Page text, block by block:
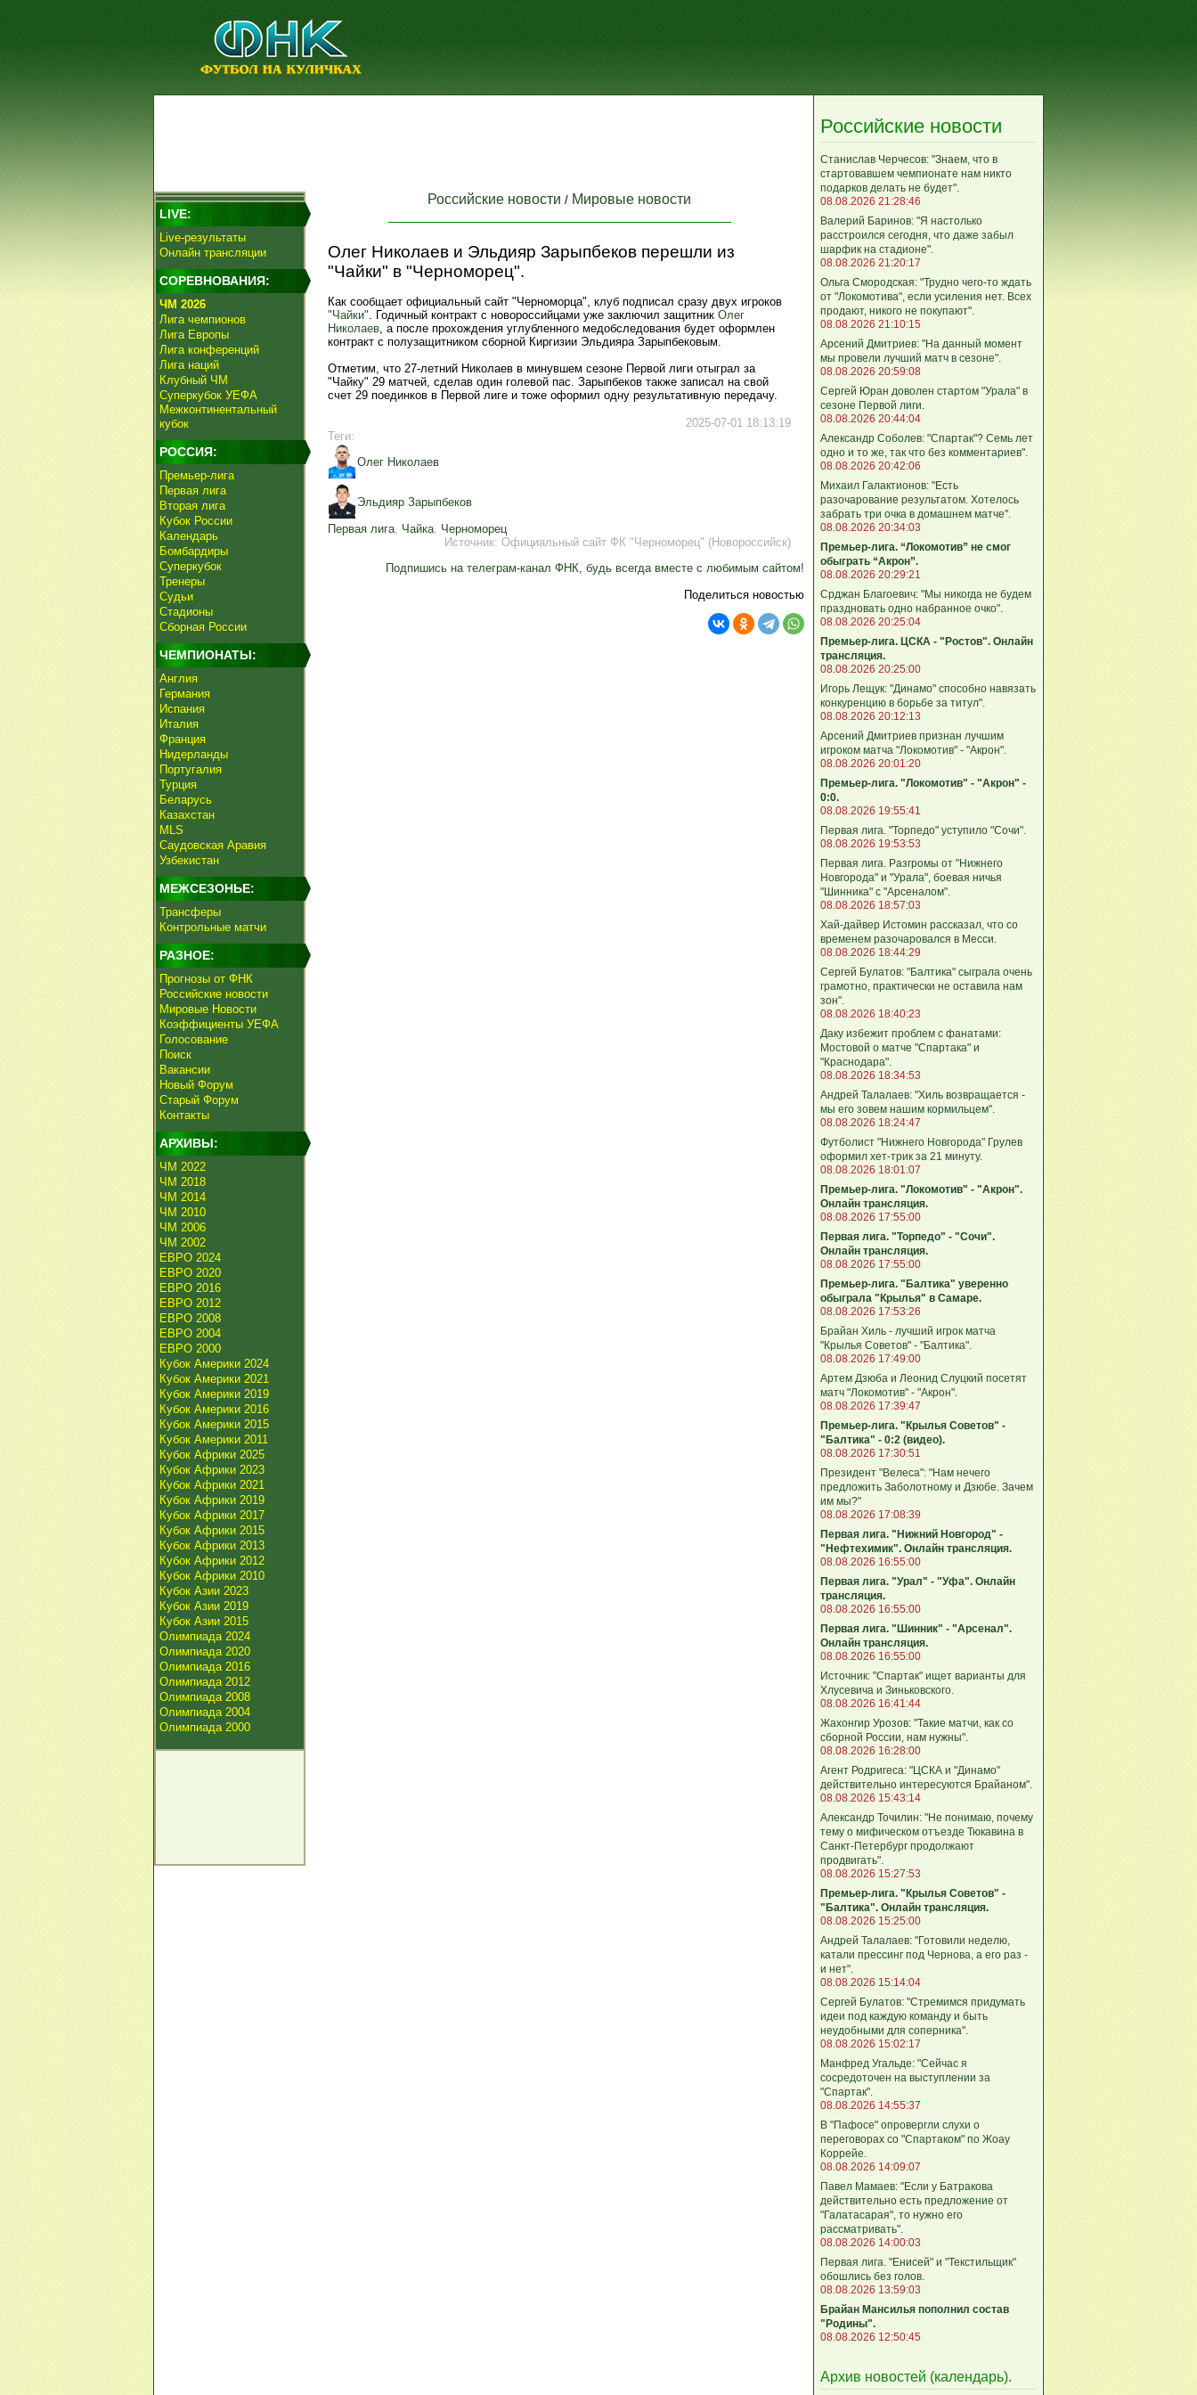
LIVE:
Live-результаты
Онлайн трансляции
СОРЕВНОВАНИЯ:
ЧМ 2026
Лига чемпионов
Лига Европы
Лига конференций
Лига наций
Клубный ЧМ
Суперкубок УЕФА
Межконтинентальный
кубок
РОССИЯ:
Премьер-лига
Первая лига
Вторая лига
Кубок России
Календарь
Бомбардиры
Суперкубок
Тренеры
Судьи
Стадионы
Сборная России
ЧЕМПИОНАТЫ:
Англия
Германия
Испания
Италия
Франция
Нидерланды
Португалия
Турция
Беларусь
Казахстан
MLS
Саудовская Аравия
Узбекистан
МЕЖСЕЗОНЬЕ:
Трансферы
Контрольные матчи
РАЗНОЕ:
Прогнозы от ФНК
Российские новости
Мировые Новости
Коэффициенты УЕФА
Голосование
Поиск
Вакансии
Новый Форум
Старый Форум
Контакты
АРХИВЫ:
ЧМ 2022
ЧМ 2018
ЧМ 2014
ЧМ 2010
ЧМ 2006
ЧМ 2002
ЕВРО 2024
ЕВРО 2020
ЕВРО 2016
ЕВРО 2012
ЕВРО 2008
ЕВРО 2004
ЕВРО 2000
Кубок Америки 2024
Кубок Америки 2021
Кубок Америки 2019
Кубок Америки 2016
Кубок Америки 2015
Кубок Америки 2011
Кубок Африки 2025
Кубок Африки 2023
Кубок Африки 2021
Кубок Африки 2019
Кубок Африки 2017
Кубок Африки 2015
Кубок Африки 2013
Кубок Африки 2012
Кубок Африки 2010
Кубок Азии 2023
Кубок Азии 2019
Кубок Азии 2015
Олимпиада 2024
Олимпиада 2020
Олимпиада 2016
Олимпиада 2012
Олимпиада 2008
Олимпиада 2004
Олимпиада 2000
Российские новости / Мировые новости
Олег Николаев и Эльдияр Зарыпбеков перешли из
"Чайки" в "Черноморец".
Как сообщает официальный сайт "Черноморца", клуб подписал сразу двух игроков
"Чайки". Годичный контракт с новороссийцами уже заключил защитник Олег
Николаев, а после прохождения углубленного медобследования будет оформлен
контракт с полузащитником сборной Киргизии Эльдияра Зарыпбековым.
Отметим, что 27-летний Николаев в минувшем сезоне Первой лиги отыграл за
"Чайку" 29 матчей, сделав один голевой пас. Зарыпбеков также записал на свой
счет 29 поединков в Первой лиге и тоже оформил одну результативную передачу.
2025-07-01 18:13:19
Теги:
Олег Николаев
Эльдияр Зарыпбеков
Первая лига, Чайка, Черноморец
Источник: Официальный сайт ФК "Черноморец" (Новороссийск)
Подпишись на телеграм-канал ФНК, будь всегда вместе с любимым сайтом!
Поделиться новостью
Российские новости
Станислав Черчесов: "Знаем, что в
стартовавшем чемпионате нам никто
подарков делать не будет".
08.08.2026 21:28:46
Валерий Баринов: "Я настолько
расстроился сегодня, что даже забыл
шарфик на стадионе".
08.08.2026 21:20:17
Ольга Смородская: "Трудно чего‑то ждать
от "Локомотива", если усиления нет. Всех
продают, никого не покупают".
08.08.2026 21:10:15
Арсений Дмитриев: "На данный момент
мы провели лучший матч в сезоне".
08.08.2026 20:59:08
Сергей Юран доволен стартом "Урала" в
сезоне Первой лиги.
08.08.2026 20:44:04
Александр Соболев: "Спартак"? Семь лет
одно и то же, так что без комментариев".
08.08.2026 20:42:06
Михаил Галактионов: "Есть
разочарование результатом. Хотелось
забрать три очка в домашнем матче".
08.08.2026 20:34:03
Премьер-лига. “Локомотив” не смог
обыграть “Акрон”.
08.08.2026 20:29:21
Срджан Благоевич: "Мы никогда не будем
праздновать одно набранное очко".
08.08.2026 20:25:04
Премьер-лига. ЦСКА - "Ростов". Онлайн
трансляция.
08.08.2026 20:25:00
Игорь Лещук: "Динамо" способно навязать
конкуренцию в борьбе за титул".
08.08.2026 20:12:13
Арсений Дмитриев признан лучшим
игроком матча "Локомотив" - "Акрон".
08.08.2026 20:01:20
Премьер-лига. "Локомотив" - "Акрон" -
0:0.
08.08.2026 19:55:41
Первая лига. "Торпедо" уступило "Сочи".
08.08.2026 19:53:53
Первая лига. Разгромы от "Нижнего
Новгорода" и "Урала", боевая ничья
"Шинника" с "Арсеналом".
08.08.2026 18:57:03
Хай-дайвер Истомин рассказал, что со
временем разочаровался в Месси.
08.08.2026 18:44:29
Сергей Булатов: "Балтика" сыграла очень
грамотно, практически не оставила нам
зон".
08.08.2026 18:40:23
Даку избежит проблем с фанатами:
Мостовой о матче "Спартака" и
"Краснодара".
08.08.2026 18:34:53
Андрей Талалаев: "Хиль возвращается -
мы его зовем нашим кормильцем".
08.08.2026 18:24:47
Футболист "Нижнего Новгорода" Грулев
оформил хет-трик за 21 минуту.
08.08.2026 18:01:07
Премьер-лига. "Локомотив" - "Акрон".
Онлайн трансляция.
08.08.2026 17:55:00
Первая лига. "Торпедо" - "Сочи".
Онлайн трансляция.
08.08.2026 17:55:00
Премьер-лига. "Балтика" уверенно
обыграла "Крылья" в Самаре.
08.08.2026 17:53:26
Брайан Хиль - лучший игрок матча
"Крылья Советов" - "Балтика".
08.08.2026 17:49:00
Артем Дзюба и Леонид Слуцкий посетят
матч "Локомотив" - "Акрон".
08.08.2026 17:39:47
Премьер-лига. "Крылья Советов" -
"Балтика" - 0:2 (видео).
08.08.2026 17:30:51
Президент "Велеса": "Нам нечего
предложить Заболотному и Дзюбе. Зачем
им мы?"
08.08.2026 17:08:39
Первая лига. "Нижний Новгород" -
"Нефтехимик". Онлайн трансляция.
08.08.2026 16:55:00
Первая лига. "Урал" - "Уфа". Онлайн
трансляция.
08.08.2026 16:55:00
Первая лига. "Шинник" - "Арсенал".
Онлайн трансляция.
08.08.2026 16:55:00
Источник: "Спартак" ищет варианты для
Хлусевича и Зиньковского.
08.08.2026 16:41:44
Жахонгир Урозов: "Такие матчи, как со
сборной России, нам нужны".
08.08.2026 16:28:00
Агент Родригеса: "ЦСКА и "Динамо"
действительно интересуются Брайаном".
08.08.2026 15:43:14
Александр Точилин: "Не понимаю, почему
тему о мифическом отъезде Тюкавина в
Санкт-Петербург продолжают
продвигать".
08.08.2026 15:27:53
Премьер-лига. "Крылья Советов" -
"Балтика". Онлайн трансляция.
08.08.2026 15:25:00
Андрей Талалаев: "Готовили неделю,
катали прессинг под Чернова, а его раз -
и нет".
08.08.2026 15:14:04
Сергей Булатов: "Стремимся придумать
идеи под каждую команду и быть
неудобными для соперника".
08.08.2026 15:02:17
Манфред Угальде: "Сейчас я
сосредоточен на выступлении за
"Спартак".
08.08.2026 14:55:37
В "Пафосе" опровергли слухи о
переговорах со "Спартаком" по Жоау
Коррейе.
08.08.2026 14:09:07
Павел Мамаев: "Если у Батракова
действительно есть предложение от
"Галатасарая", то нужно его
рассматривать".
08.08.2026 14:00:03
Первая лига. "Енисей" и "Текстильщик"
обошлись без голов.
08.08.2026 13:59:03
Брайан Мансилья пополнил состав
"Родины".
08.08.2026 12:50:45
Архив новостей (календарь).